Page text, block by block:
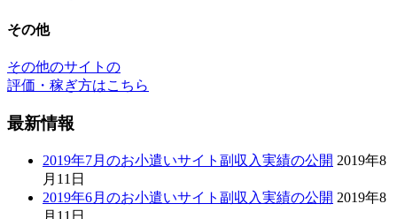
月2日
月(3年10ヶ月)が経過した当サイトのアクセス数
5月30日
月6日
最新情報のカテゴリー
最新情報のカテゴリー